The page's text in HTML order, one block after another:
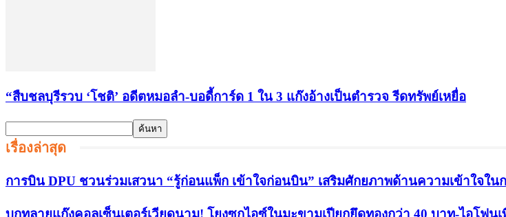
“สืบชลบุรีรวบ ‘โชติ’ อดีตหมอลำ-บอดี้การ์ด 1 ใน 3 แก๊งอ้างเป็นตำรวจ รีดทรัพย์เหยื่อ
เรื่องล่าสุด
การบิน DPU ชวนร่วมเสวนา “รู้ก่อนแพ็ก เข้าใจก่อนบิน” เสริมศักยภาพด้านความเข้าใจใ
บุกทลายแก๊งคอลเซ็นเตอร์เวียดนาม! โยงซุกไอซ์ในมะขามเปียกยึดทองกว่า 40 บาท-ไอโ